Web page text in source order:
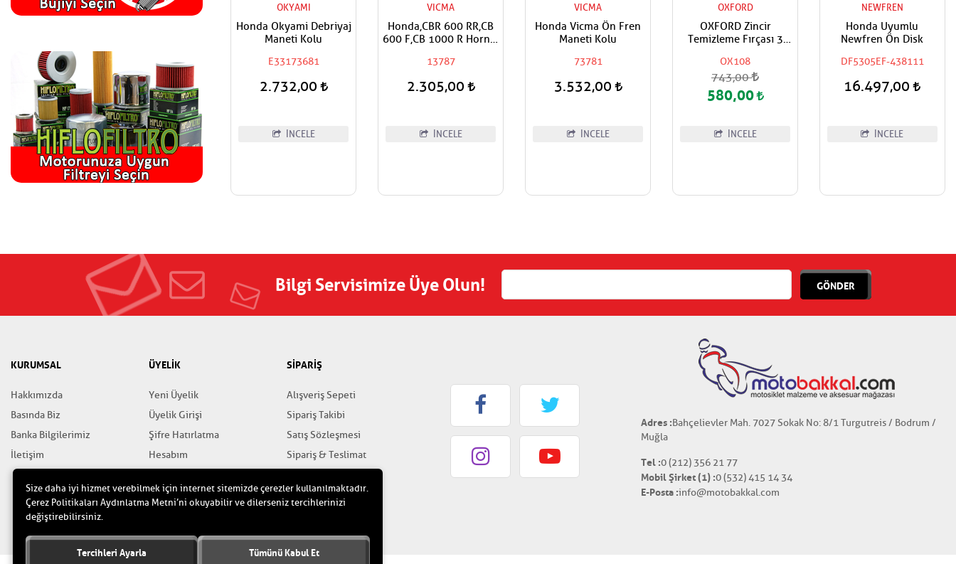
OKYAMI
Honda Okyami Debriyaj
Maneti Kolu
E33173681
2.732,00
İNCELE
VICMA
Honda,CBR 600 RR,CB
600 F,CB 1000 R Hornet
Sinyal
13787
2.305,00
İNCELE
VICMA
Honda Vicma Ön Fren
Maneti Kolu
73781
3.532,00
İNCELE
OXFORD
OXFORD Zincir
Temizleme Fırçası 3
OX108
743,00
580,00
İNCELE
NEWFREN
Honda Uyumlu
Newfren Ön Disk
DF5305EF-438111
16.497,00
İNCELE
Bilgi Servisimize Üye Olun! GÖNDER
KURUMSAL
Hakkımızda
Basında Biz
Banka Bilgilerimiz
İletişim
ÜYELİK
Yeni Üyelik
Üyelik Girişi
Şifre Hatırlatma
Hesabım
SİPARİŞ
Alışveriş Sepeti
Sipariş Takibi
Satış Sözleşmesi
Sipariş & Teslimat
Yardım
Adres :Bahçelievler Mah. 7027 Sokak No: 8/1 Turgutreis / Bodrum /
Muğla
Tel :0 (212) 356 21 77
Mobil Şirket (1) :0 (532) 415 14 34
E-Posta :info@motobakkal.com
Size daha iyi hizmet verebilmek için internet sitemizde çerezler kullanılmaktadır.
Çerez Politikaları Aydınlatma Metni’ni okuyabilir ve dilerseniz tercihlerinizi
değiştirebilirsiniz.
Tercihleri Ayarla Tümünü Kabul Et